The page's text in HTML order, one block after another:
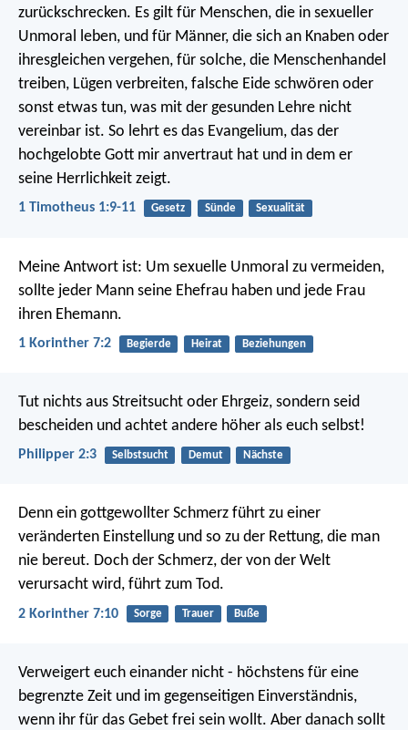
zurückschrecken. Es gilt für Menschen, die in sexueller
Unmoral leben, und für Männer, die sich an Knaben oder
ihresgleichen vergehen, für solche, die Menschenhandel
treiben, Lügen verbreiten, falsche Eide schwören oder
sonst etwas tun, was mit der gesunden Lehre nicht
vereinbar ist. So lehrt es das Evangelium, das der
hochgelobte Gott mir anvertraut hat und in dem er
seine Herrlichkeit zeigt.
1 Timotheus 1:9-11 Gesetz Sünde Sexualität
Meine Antwort ist: Um sexuelle Unmoral zu vermeiden,
sollte jeder Mann seine Ehefrau haben und jede Frau
ihren Ehemann.
1 Korinther 7:2 Begierde Heirat Beziehungen
Tut nichts aus Streitsucht oder Ehrgeiz, sondern seid
bescheiden und achtet andere höher als euch selbst!
Philipper 2:3 Selbstsucht Demut Nächste
Denn ein gottgewollter Schmerz führt zu einer
veränderten Einstellung und so zu der Rettung, die man
nie bereut. Doch der Schmerz, der von der Welt
verursacht wird, führt zum Tod.
2 Korinther 7:10 Sorge Trauer Buße
Verweigert euch einander nicht - höchstens für eine
begrenzte Zeit und im gegenseitigen Einverständnis,
wenn ihr für das Gebet frei sein wollt. Aber danach sollt